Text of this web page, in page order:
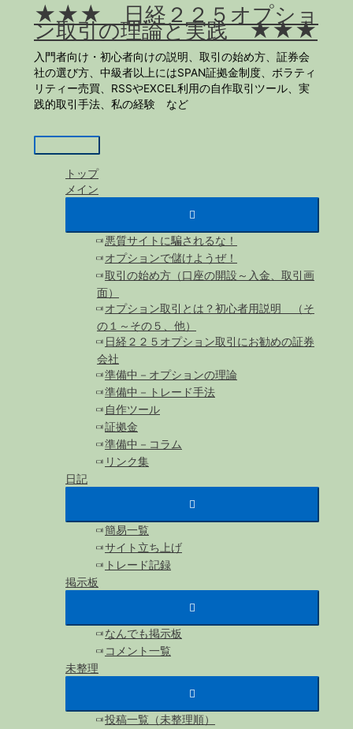
★★★ 日経２２５オプショ
ン取引の理論と実践 ★★★
入門者向け・初心者向けの説明、取引の始め方、証券会
社の選び方、中級者以上にはSPAN証拠金制度、ボラティ
リティー売買、RSSやEXCEL利用の自作取引ツール、実
践的取引手法、私の経験 など
メ
イ
ン
メ
ュ
トップ
メイン
悪質サイトに騙されるな！
オプションで儲けようぜ！
取引の始め方（口座の開設～入金、取引画
面）
オプション取引とは？初心者用説明 （そ
の１～その５、他）
日経２２５オプション取引にお勧めの証券
会社
準備中－オプションの理論
準備中－トレード手法
自作ツール
証拠金
準備中－コラム
リンク集
日記
簡易一覧
サイト立ち上げ
トレード記録
掲示板
なんでも掲示板
コメント一覧
未整理
投稿一覧（未整理順）